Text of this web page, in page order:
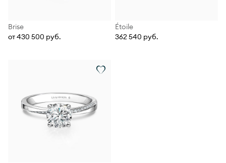
Brise
от 430 500 руб.
Étoile
362 540 руб.